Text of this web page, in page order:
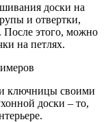
доски на
и отвертки,
После этого, можно
на петлях.
ключницы своими
доски – то,